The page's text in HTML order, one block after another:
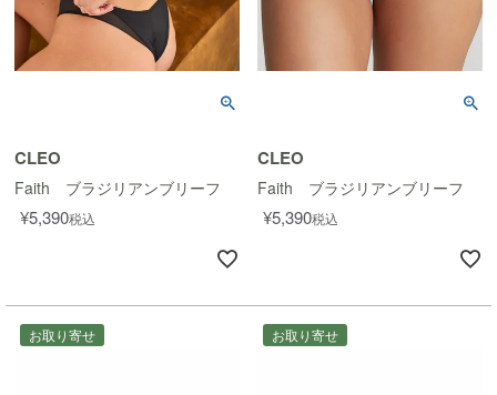
CLEO
Faith ブラジリアンブリーフ
¥5,390税込
CLEO
Faith ブラジリアンブリーフ
¥5,390税込
お取り寄せ お取り寄せ